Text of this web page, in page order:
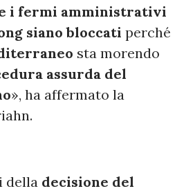
i fermi amministrativi
siano bloccati perché
sta morendo
assurda del
», ha affermato la
della decisione del